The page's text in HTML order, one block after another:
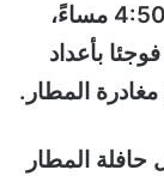
شريكها إلى مطار أرلاندا قرابة الساعة 4:50 مساءً،
وعند خروجهما من مبنى الركاب رقم 5 فوجئا بأعداد
المطار.
المطار